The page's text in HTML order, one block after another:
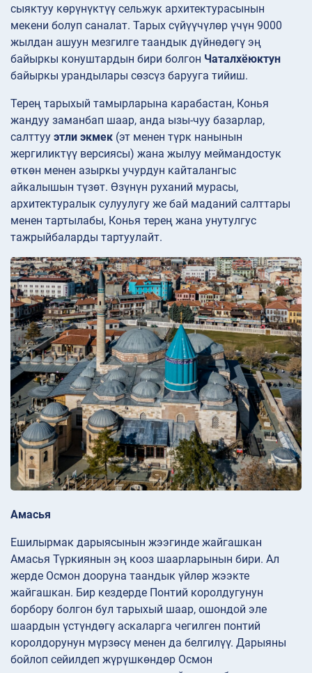
сыяктуу көрүнүктүү сельжук архитектурасынын
мекени болуп саналат. Тарых сүйүүчүлөр үчүн 9000
жылдан ашуун мезгилге таандык дүйнөдөгү эң
байыркы конуштардын бири болгон Чаталхёюктун
байыркы урандылары сөзсүз барууга тийиш.
Терең тарыхый тамырларына карабастан, Конья
жандуу заманбап шаар, анда ызы-чуу базарлар,
салттуу этли экмек (эт менен түрк нанынын
жергиликтүү версиясы) жана жылуу меймандостук
өткөн менен азыркы учурдун кайталангыс
айкалышын түзөт. Өзүнүн руханий мурасы,
архитектуралык сулуулугу же бай маданий салттары
менен тартылабы, Конья терең жана унутулгус
тажрыйбаларды тартуулайт.
Амасья
Ешилырмак дарыясынын жээгинде жайгашкан
Амасья Түркиянын эң кооз шаарларынын бири. Ал
жерде Осмон дооруна таандык үйлөр жээкте
жайгашкан. Бир кездерде Понтий королдугунун
борбору болгон бул тарыхый шаар, ошондой эле
шаардын үстүндөгү аскаларга чегилген понтий
королдорунун мүрзөсү менен да белгилүү. Дарыяны
бойлоп сейилдеп жүрүшкөндөр Осмон